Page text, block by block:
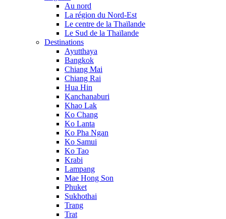
Au nord
La région du Nord-Est
Le centre de la Thaïlande
Le Sud de la Thaïlande
Destinations
Ayutthaya
Bangkok
Chiang Mai
Chiang Rai
Hua Hin
Kanchanaburi
Khao Lak
Ko Chang
Ko Lanta
Ko Pha Ngan
Ko Samui
Ko Tao
Krabi
Lampang
Mae Hong Son
Phuket
Sukhothai
Trang
Trat